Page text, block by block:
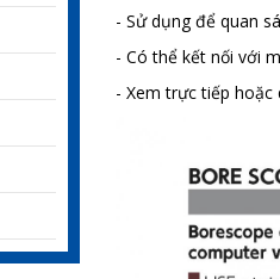
- Sử dụng để quan
- Có thể kết nối với
- Xem trực tiếp hoặc